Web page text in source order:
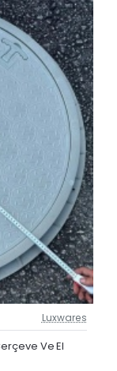
Güncel Fiyat
Yeni Ürün
Luxwares
Ve El